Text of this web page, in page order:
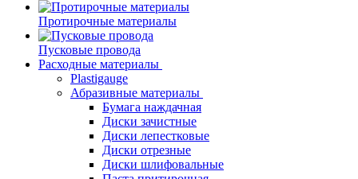
Протирочные материалы
Пусковые провода
Расходные материалы
Plastigauge
Абразивные материалы
Бумага наждачная
Диски зачистные
Диски лепестковые
Диски отрезные
Диски шлифовальные